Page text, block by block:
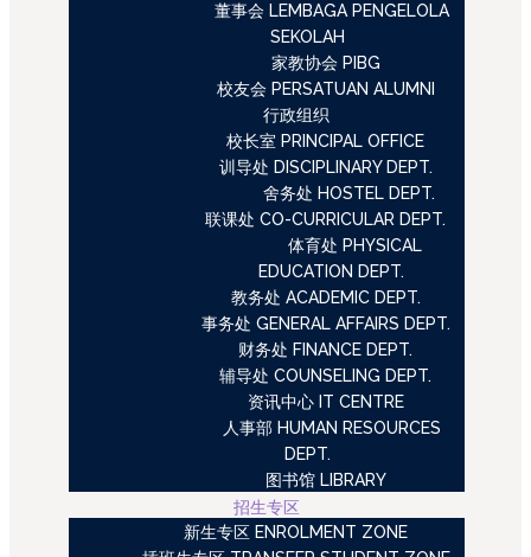
董事会 LEMBAGA PENGELOLA
SEKOLAH
家教协会 PIBG
校友会 PERSATUAN ALUMNI
行政组织
校长室 PRINCIPAL OFFICE
训导处 DISCIPLINARY DEPT.
舍务处 HOSTEL DEPT.
联课处 CO-CURRICULAR DEPT.
体育处 PHYSICAL
EDUCATION DEPT.
教务处 ACADEMIC DEPT.
事务处 GENERAL AFFAIRS DEPT.
财务处 FINANCE DEPT.
辅导处 COUNSELING DEPT.
资讯中心 IT CENTRE
人事部 HUMAN RESOURCES
DEPT.
图书馆 LIBRARY
招生专区
新生专区 ENROLMENT ZONE